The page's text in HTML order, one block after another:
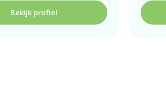
Bekijk profiel